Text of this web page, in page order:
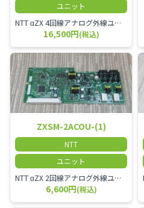
ユニット
NTT αZX 4回線アナログ外線ユニット アナログ4ch収容ユニット
16,500円(税込)
ZXSM-2ACOU-(1)
NTT
ユニット
NTT αZX 2回線アナログ外線ユニット
6,600円(税込)